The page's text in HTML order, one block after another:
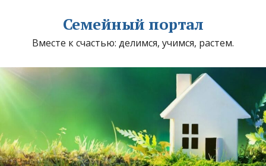
Семейный портал
Вместе к счастью: делимся, учимся, растем.